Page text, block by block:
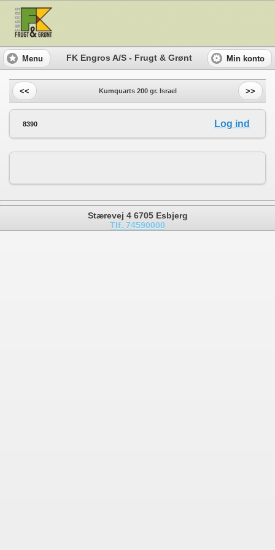
Menu FK Engros A/S - Frugt & Grønt Min konto
<< Kumquarts 200 gr. Israel >>
8390 Log ind
Stærevej 4 6705 Esbjerg
Tlf. 74590000